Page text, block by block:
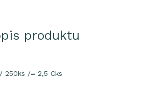
produktu
250ks /= 2,5 Cks